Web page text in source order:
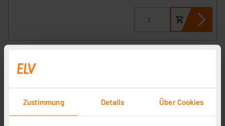
Zustimmung Details Über Cookies